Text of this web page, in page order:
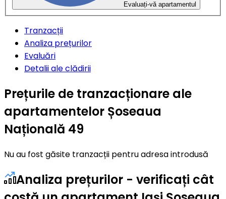
Evaluați-vă apartamentul
Tranzacții
Analiza prețurilor
Evaluări
Detalii ale clădirii
Prețurile de tranzacționare ale
apartamentelor Șoseaua
Națională 49
Nu au fost găsite tranzacții pentru adresa introdusă
Analiza prețurilor - verificați cât